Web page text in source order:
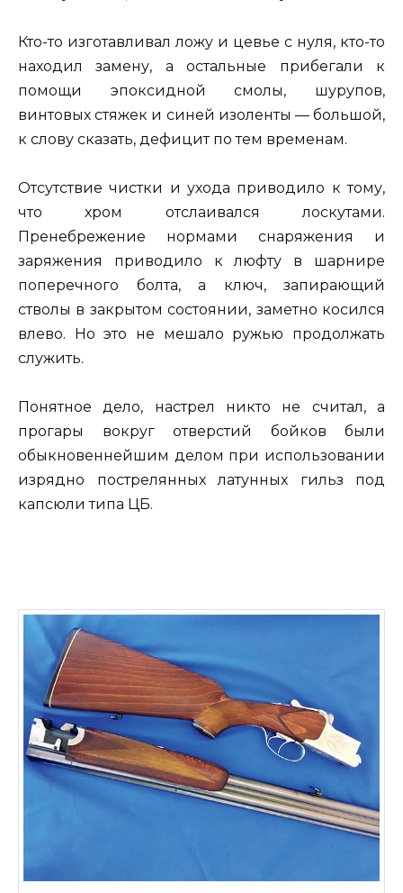
Кто-то изготавливал ложу и цевье с нуля, кто-то
находил замену, а остальные прибегали к
помощи эпоксидной смолы, шурупов,
винтовых стяжек и синей изоленты — большой,
к слову сказать, дефицит по тем временам.
Отсутствие чистки и ухода приводило к тому,
что хром отслаивался лоскутами.
Пренебрежение нормами снаряжения и
заряжения приводило к люфту в шарнире
поперечного болта, а ключ, запирающий
стволы в закрытом состоянии, заметно косился
влево. Но это не мешало ружью продолжать
служить.
Понятное дело, настрел никто не считал, а
прогары вокруг отверстий бойков были
обыкновеннейшим делом при использовании
изрядно пострелянных латунных гильз под
капсюли типа ЦБ.